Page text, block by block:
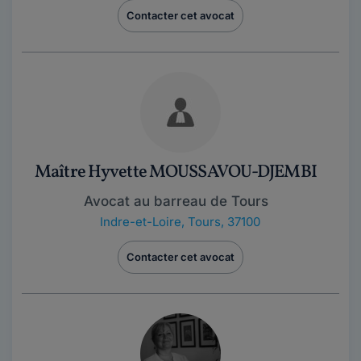
Contacter cet avocat
Maître Hyvette MOUSSAVOU-DJEMBI
Avocat au barreau de Tours
Indre-et-Loire, Tours, 37100
Contacter cet avocat